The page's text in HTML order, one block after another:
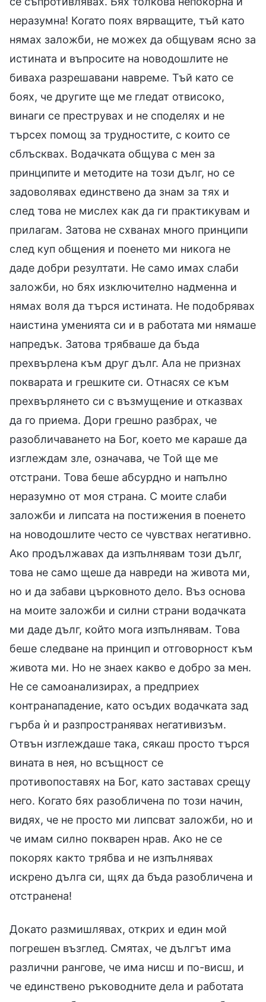
неразумна! Когато поях вярващите, тъй като
нямах заложби, не можех да общувам ясно за
истината и въпросите на новодошлите не
биваха разрешавани навреме. Тъй като се
боях, че другите ще ме гледат отвисоко,
винаги се преструвах и не споделях и не
търсех помощ за трудностите, с които се
сблъсквах. Водачката общува с мен за
принципите и методите на този дълг, но се
задоволявах единствено да знам за тях и
след това не мислех как да ги практикувам и
прилагам. Затова не схванах много принципи
след куп общения и поенето ми никога не
даде добри резултати. Не само имах слаби
заложби, но бях изключително надменна и
нямах воля да търся истината. Не подобрявах
наистина уменията си и в работата ми нямаше
напредък. Затова трябваше да бъда
прехвърлена към друг дълг. Ала не признах
покварата и грешките си. Отнасях се към
прехвърлянето си с възмущение и отказвах
да го приема. Дори грешно разбрах, че
разобличаването на Бог, което ме караше да
изглеждам зле, означава, че Той ще ме
отстрани. Това беше абсурдно и напълно
неразумно от моя страна. С моите слаби
заложби и липсата на постижения в поенето
на новодошлите често се чувствах негативно.
Ако продължавах да изпълнявам този дълг,
това не само щеше да навреди на живота ми,
но и да забави църковното дело. Въз основа
на моите заложби и силни страни водачката
ми даде дълг, който мога изпълнявам. Това
беше следване на принцип и отговорност към
живота ми. Но не знаех какво е добро за мен.
Не се самоанализирах, а предприех
контранападение, като осъдих водачката зад
гърба ѝ и разпространявах негативизъм.
Отвън изглеждаше така, сякаш просто търся
вината в нея, но всъщност се
противопоставях на Бог, като заставах срещу
него. Когато бях разобличена по този начин,
видях, че не просто ми липсват заложби, но и
че имам силно покварен нрав. Ако не се
покорях както трябва и не изпълнявах
искрено дълга си, щях да бъда разобличена и
отстранена!
Докато размишлявах, открих и един мой
погрешен възглед. Смятах, че дългът има
различни рангове, че има нисш и по-висш, и
че единствено ръководните дела и работата